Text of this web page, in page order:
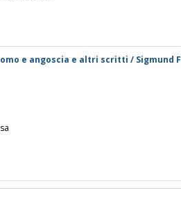
e angoscia e altri scritti / Sigmund